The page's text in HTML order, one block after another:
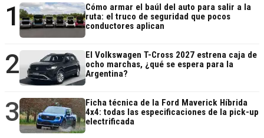
1
Cómo armar el baúl del auto para salir a la
ruta: el truco de seguridad que pocos
conductores aplican
2
El Volkswagen T-Cross 2027 estrena caja de
ocho marchas, ¿qué se espera para la
Argentina?
3
Ficha técnica de la Ford Maverick Híbrida
4x4: todas las especificaciones de la pick-up
electrificada